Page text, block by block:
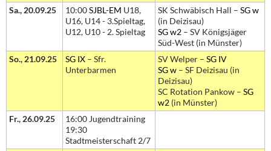
Sa., 20.09.25
10:00SJBL-EM U18,
U16, U14 - 3.Spieltag,
U12, U10 - 2. Spieltag
SK Schwäbisch Hall – SG w
(in Deizisau)
SG w2 – SV Königsjäger
Süd-West (in Münster)
So., 21.09.25
SG IX – Sfr.
Unterbarmen
SV Welper – SG IV
SG w – SF Deizisau (in
Deizisau)
SC Rotation Pankow – SG
w2 (in Münster)
Fr., 26.09.25
16:00 Jugendtraining
19:30
Stadtmeisterschaft 2/7